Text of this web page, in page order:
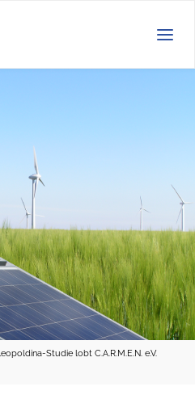
Leopoldina-Studie lobt C.A.R.M.E.N. e.V.